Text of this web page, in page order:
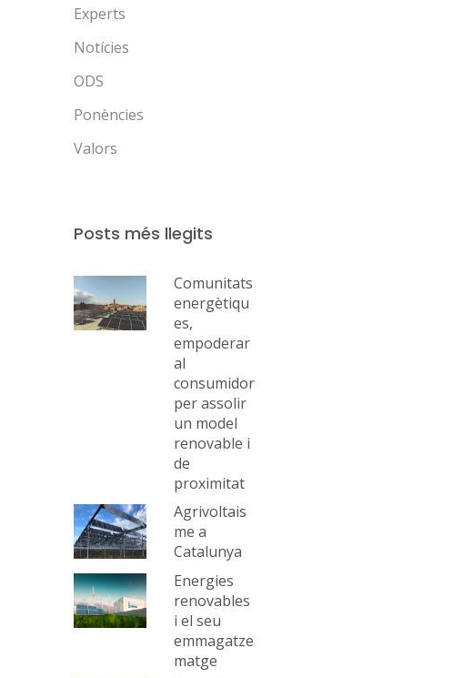
Experts
Notícies
ODS
Ponències
Valors
Posts més llegits
Comunitats
energètiqu
es,
empoderar
al
consumidor
per assolir
un model
renovable i
de
proximitat
Agrivoltais
me a
Catalunya
Energies
renovables
i el seu
emmagatze
matge